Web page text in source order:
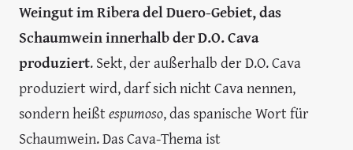
Weingut im Ribera del Duero-Gebiet, das
Schaumwein innerhalb der D.O. Cava
produziert. Sekt, der außerhalb der D.O. Cava
produziert wird, darf sich nicht Cava nennen,
sondern heißtespumoso, das spanische Wort für
Schaumwein. Das Cava-Thema ist